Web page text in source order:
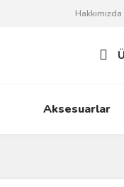
Hakkımızda
Aksesuarlar